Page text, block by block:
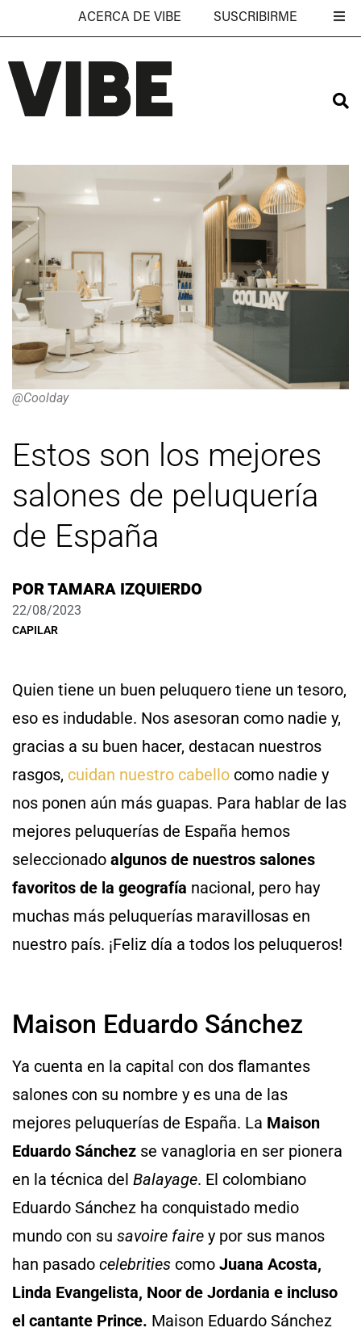
ACERCA DE VIBE SUSCRIBIRME
@Coolday
Estos son los mejores
salones de peluquería
de España
PORTAMARA IZQUIERDO
22/08/2023
CAPILAR
Quien tiene un buen peluquero tiene un tesoro,
eso es indudable. Nos asesoran como nadie y,
gracias a su buen hacer, destacan nuestros
rasgos, cuidan nuestro cabello como nadie y
nos ponen aún más guapas. Para hablar de las
mejores peluquerías de España hemos
seleccionado algunos de nuestros salones
favoritos de la geografía nacional, pero hay
muchas más peluquerías maravillosas en
nuestro país. ¡Feliz día a todos los peluqueros!
Maison Eduardo Sánchez
Ya cuenta en la capital con dos flamantes
salones con su nombre y es una de las
mejores peluquerías de España. La Maison
Eduardo Sánchez se vanagloria en ser pionera
en la técnica del Balayage. El colombiano
Eduardo Sánchez ha conquistado medio
mundo con su savoire faire y por sus manos
han pasado celebrities como Juana Acosta,
Linda Evangelista, Noor de Jordania e incluso
el cantante Prince. Maison Eduardo Sánchez